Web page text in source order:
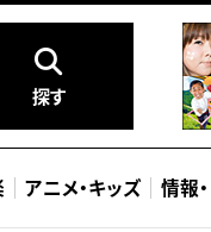
探す
アニメ・キッズ 情報・